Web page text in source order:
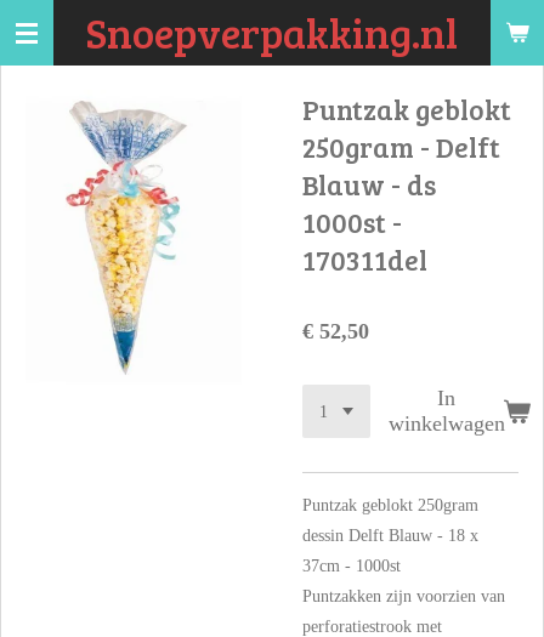
Ga
hoofdinhoud
Snoepverpakking.nl
Puntzak geblokt
250gram - Delft
Blauw - ds
1000st -
170311del
€ 52,50
In
winkelwagen
Puntzak geblokt 250gram
dessin Delft Blauw - 18 x
37cm - 1000st
Puntzakken zijn voorzien van
perforatiestrook met